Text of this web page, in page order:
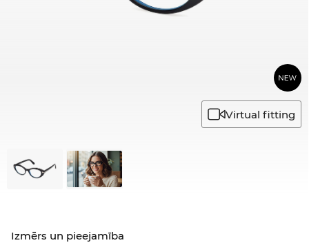
Virtual fitting
Izmērs un pieejamība